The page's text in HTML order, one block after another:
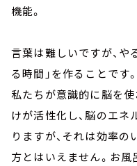
機能。
言葉は難しいですが、や
る時間」を作ることです。
私たちが意識的に脳を
けが活性化し、脳のエ
りますが、それは効率の
方とはいえません。お風